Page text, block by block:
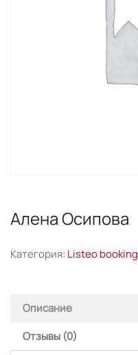
Алена Осипова
Категория: Listeo booking
Описание
Отзывы (0)